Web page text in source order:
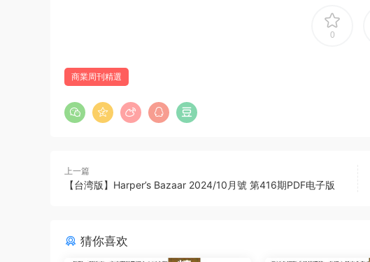
0
商業周刊精選
上一篇
【台湾版】Harper’s Bazaar 2024/10月號 第416期PDF电子版
猜你喜欢